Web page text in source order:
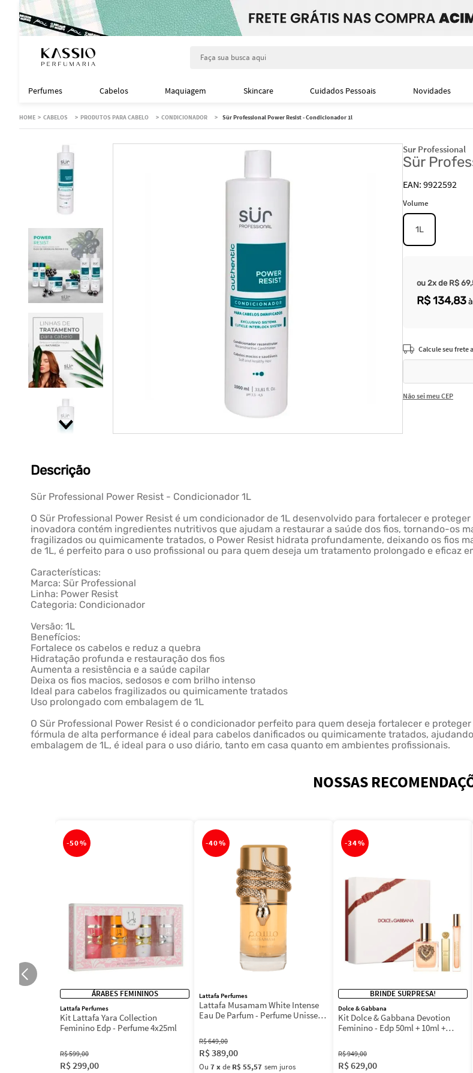
Perfumes Cabelos Maquiagem Skincare Cuidados Pessoais Novidades
CABELOS PRODUTOS PARA CABELO CONDICIONADOR Sür Professional Power Resist - Condicionador 1l
Sur Professional
Sür
9922592
Volume
1L
ou 2x de R$ 69,
R$134,83
Não sei meu CEP
Descrição
Sür Professional Power Resist - Condicionador 1L
O Sür Professional Power Resist é um condicionador de 1L desenvolvido para fortalecer e
inovadora contém ingredientes nutritivos que ajudam a restaurar a saúde dos fios, tornando-os
fragilizados ou quimicamente tratados, o Power Resist hidrata profundamente, deixando os fios
de 1L, é perfeito para o uso profissional ou para quem deseja um tratamento prolongado e eficaz
Características:
Marca: Sür Professional
Linha: Power Resist
Categoria: Condicionador
Versão: 1L
Benefícios:
Fortalece os cabelos e reduz a quebra
Hidratação profunda e restauração dos fios
Aumenta a resistência e a saúde capilar
Deixa os fios macios, sedosos e com brilho intenso
Ideal para cabelos fragilizados ou quimicamente tratados
Uso prolongado com embalagem de 1L
O Sür Professional Power Resist é o condicionador perfeito para quem deseja fortalecer e
fórmula de alta performance é ideal para cabelos danificados ou quimicamente tratados,
embalagem de 1L, é ideal para o uso diário, tanto em casa quanto em ambientes profissionais.
NOSSAS
-50%
ÁRABES FEMININOS
Lattafa Perfumes
Kit Lattafa Yara Collection
Feminino Edp - Perfume 4x25ml
R$599,00
R$299,00
-40%
Lattafa Perfumes
Lattafa Musamam White Intense
Eau De Parfum - Perfume Unissex
R$649,00
R$389,00
Ou 7xde R$ 55,57 sem juros
-34%
BRINDE SURPRESA!
Dolce & Gabbana
Kit Dolce & Gabbana Devotion
Feminino - Edp 50ml + 10ml +
R$949,00
R$629,00